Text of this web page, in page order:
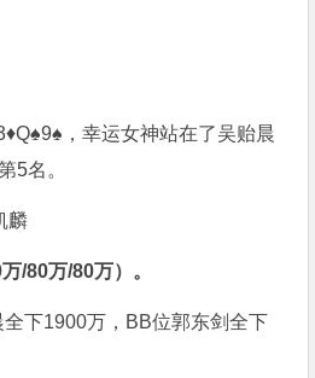
，幸运女神站在了吴贻晨
5名。
麟
/80万/80万）。
下1900万，BB位郭东剑全下